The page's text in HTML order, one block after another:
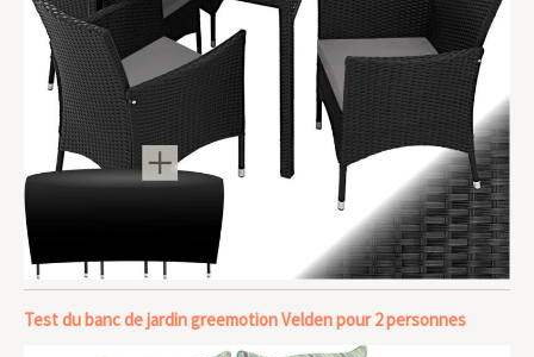
Test du banc de jardin greemotion Velden pour 2 personnes